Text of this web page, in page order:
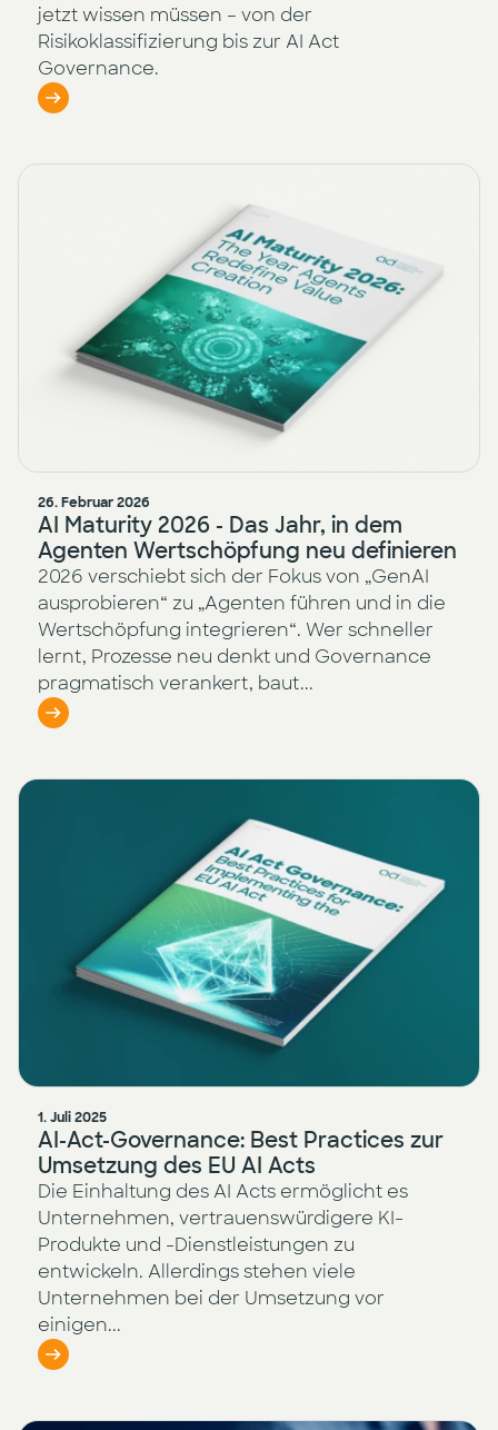
jetzt wissen müssen – von der
Risikoklassifizierung bis zur AI Act
Governance.
26. Februar 2026
AI Maturity 2026 - Das Jahr, in dem
Agenten Wertschöpfung neu definieren
2026 verschiebt sich der Fokus von „GenAI
ausprobieren“ zu „Agenten führen und in die
Wertschöpfung integrieren“. Wer schneller
lernt, Prozesse neu denkt und Governance
pragmatisch verankert, baut...
1. Juli 2025
AI-Act-Governance: Best Practices zur
Umsetzung des EU AI Acts
Die Einhaltung des AI Acts ermöglicht es
Unternehmen, vertrauenswürdigere KI-
Produkte und -Dienstleistungen zu
entwickeln. Allerdings stehen viele
Unternehmen bei der Umsetzung vor
einigen...